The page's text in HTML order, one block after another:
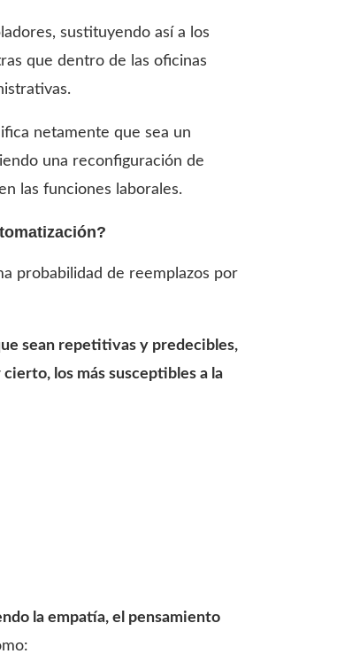
sustituyendo así a los
que dentro de las oficinas
netamente que sea un
una reconfiguración de
las funciones laborales.
probabilidad de reemplazos por
sean repetitivas y predecibles,
los más susceptibles a la
la empatía, el pensamiento